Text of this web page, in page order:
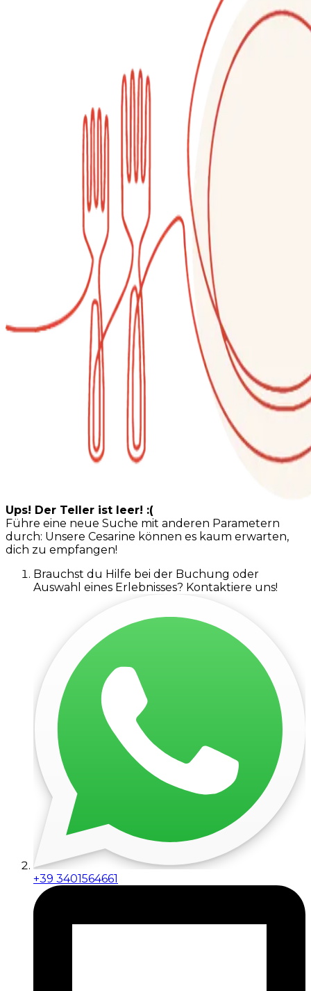
Ups! Der Teller ist leer! :(
Führe eine neue Suche mit anderen Parametern
durch: Unsere Cesarine können es kaum erwarten,
dich zu empfangen!
Brauchst du Hilfe bei der Buchung oder
Auswahl eines Erlebnisses? Kontaktiere uns!
+39 3401564661